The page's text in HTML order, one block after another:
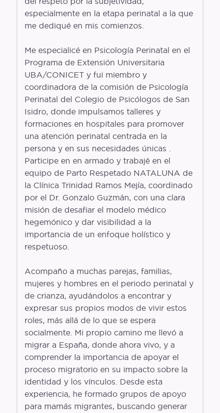
especialmente en la etapa perinatal a la que
me dediqué en mis comienzos.
Me especialicé en Psicología Perinatal en el
Programa de Extensión Universitaria
UBA/CONICET y fui miembro y
coordinadora de la comisión de Psicología
Perinatal del Colegio de Psicólogos de San
Isidro, donde impulsamos talleres y
formaciones en hospitales para promover
una atención perinatal centrada en la
persona y en sus necesidades únicas .
Participe en en armado y trabajé en el
equipo de Parto Respetado NATALUNA de
la Clínica Trinidad Ramos Mejía, coordinado
por el Dr. Gonzalo Guzmán, con una clara
misión de desafiar el modelo médico
hegemónico y dar visibilidad a la
importancia de un enfoque holístico y
respetuoso.
Acompaño a muchas parejas, familias,
mujeres y hombres en el periodo perinatal y
de crianza, ayudándolos a encontrar y
expresar sus propios modos de vivir estos
roles, más allá de lo que se espera
socialmente. Mi propio camino me llevó a
migrar a España, donde ahora vivo, y a
comprender la importancia de apoyar el
proceso migratorio en su impacto sobre la
identidad y los vínculos. Desde esta
experiencia, he formado grupos de apoyo
para mamás migrantes, buscando generar